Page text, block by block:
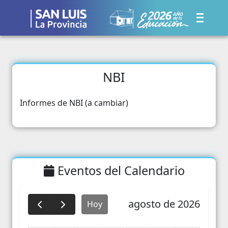
NBI
Informes de NBI (a cambiar)
Eventos del Calendario
Hoy agosto de 2026